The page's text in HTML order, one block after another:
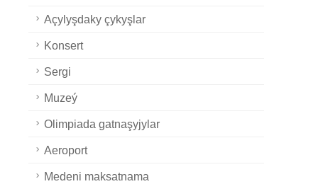
Açylyşdaky çykyşlar
Konsert
Sergi
Muzeý
Olimpiada gatnaşyjylar
Aeroport
Medeni maksatnama